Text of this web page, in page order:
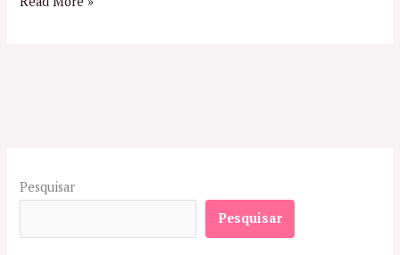
Pesquisar
Pesquisar